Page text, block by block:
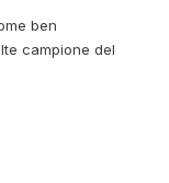
ben
campione del